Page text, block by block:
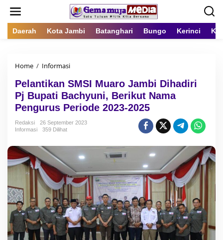
Daerah Kota Jambi Batanghari Bungo Kerinci
Home / Informasi
l
a
n
t
i
n
M
S
I
M
u
a
r
o
Pelantikan SMSI Muaro Jambi Dihadiri
Pj Bupati Bachyuni, Berikut Nama
Pengurus Periode 2023-2025
Redaksi
26 September 2023
Informasi
359 Dilihat